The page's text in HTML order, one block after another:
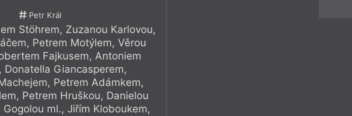
Petr Král
Stöhrem, Zuzanou Karlovou,
Petrem Motýlem, Věrou
Fajkusem, Antoniem
Donatella Giancasperem,
Petrem Adámkem,
Petrem Hruškou, Danielou
Gogolou ml., Jiřím Kloboukem,